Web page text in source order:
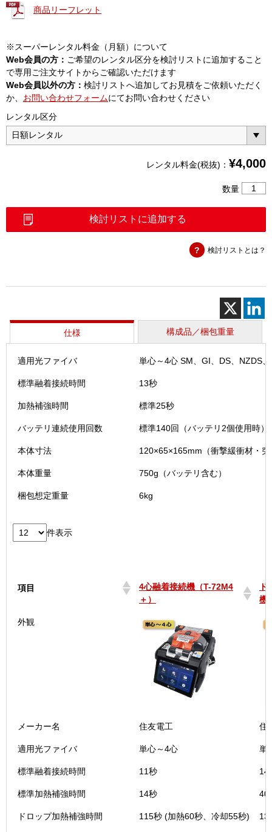
商品リーフレット
※スーパーレンタル料金（月額）について
Web会員の方： ご希望のレンタル区分を検討リストに追加すること
で専用ご注文サイトからご確認いただけます
Web会員以外の方： 検討リストへ追加してお見積をご依頼いただく
か、 お問い合わせフォームにてお問い合わせください
レンタル区分
レンタル料金(税抜)： ¥4,000
数量
続
個
検討リストに追加する
検討リストとは？
仕様 構成品／梱包重量
適用光ファイバ 単心～4心 SM、GI、DS、NZDS
標準融着接続時間 13秒
加熱補強時間 標準25秒
バッテリ連続使用回数 標準140回（バッテリ2個使用時）
本体寸法 120×65×165mm（衝撃緩衝材・
本体重量 750g（バッテリ含む）
梱包想定重量 6kg
件表示
項目
4心融着接続機（T-72M4
＋）
機
項目
＋）
外観
メーカー名 住友電工 住
適用光ファイバ 単心～4心 単
標準融着接続時間 11秒 14
標準加熱補強時間 14秒 40
ドロップ加熱補強時間 115秒 (加熱60秒、冷却55秒)